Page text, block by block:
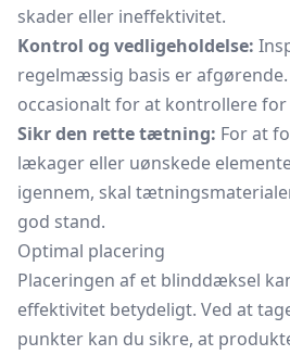
skader eller ineffektivitet.
Kontrol og vedligeholdelse:
regelmæssig basis er
occasionalt for at kontrollere for
Sikr den rette tætning: For at
lækager eller uønskede
igennem, skal
god stand.
Optimal placering
Placeringen af et blinddæksel
effektivitet betydeligt. Ved at
punkter kan du sikre, at